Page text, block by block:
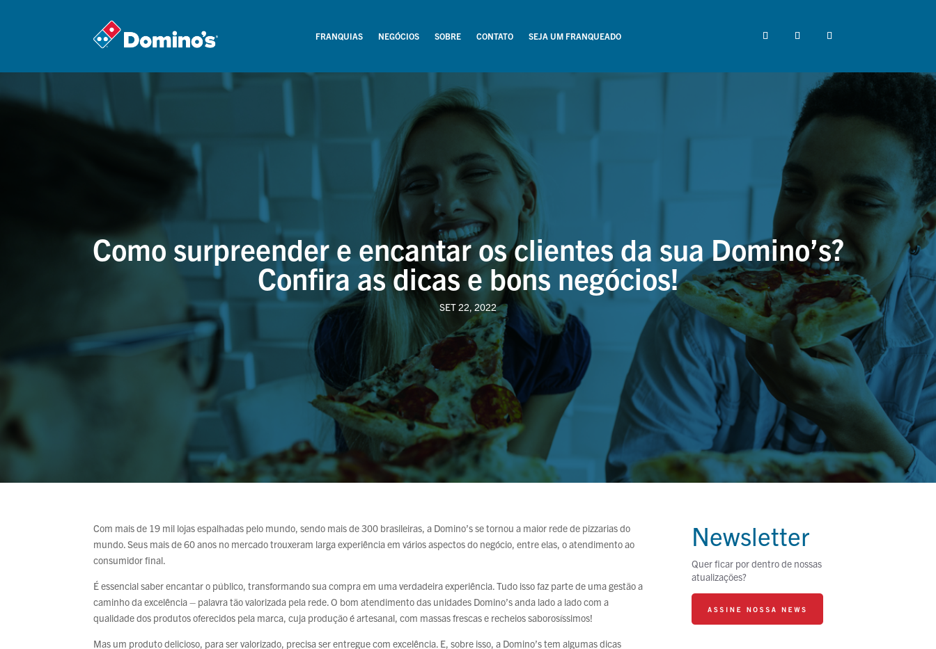
FRANQUIAS NEGÓCIOS SOBRE CONTATO SEJA UM FRANQUEADO
Como surpreender e encantar os clientes da sua Domino’s?
Confira as dicas e bons negócios!
SET 22, 2022
Com mais de 19 mil lojas espalhadas pelo mundo, sendo mais de 300 brasileiras, a Domino’s se tornou a maior rede de pizzarias do
mundo. Seus mais de 60 anos no mercado trouxeram larga experiência em vários aspectos do negócio, entre elas, o atendimento ao
consumidor final.
É essencial saber encantar o público, transformando sua compra em uma verdadeira experiência. Tudo isso faz parte de uma gestão a
caminho da excelência – palavra tão valorizada pela rede. O bom atendimento das unidades Domino’s anda lado a lado com a
qualidade dos produtos oferecidos pela marca, cuja produção é artesanal, com massas frescas e recheios saborosíssimos!
Mas um produto delicioso, para ser valorizado, precisa ser entregue com excelência. E, sobre isso, a Domino’s tem algumas dicas
Newsletter
Quer ficar por dentro de nossas
atualizações?